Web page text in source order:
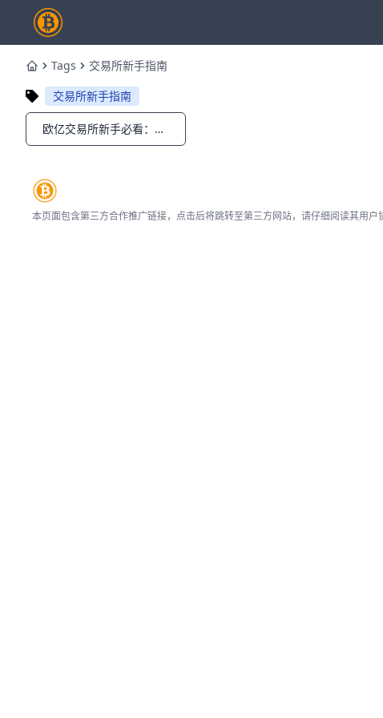
HomeTags
交易所新手指南
交易所新手指南
Notifications 欧亿交易所新手必看：最新功能升级与安全防护全攻略
本页面包含第三方合作推广链接，点击后将跳转至第三方网站，请仔细阅读其用户